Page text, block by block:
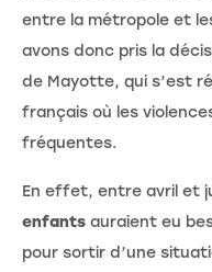
entre la métropole et
avons donc pris la
de Mayotte, qui s’est
français où les
fréquentes.
En effet, entre avril et
enfants auraient eu
pour sortir d’une